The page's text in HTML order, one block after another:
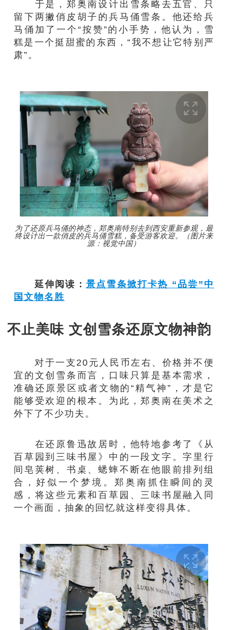
于是，郑奥南设计出雪条略去五官、只
留下两撇俏皮胡子的兵马俑雪条。他还给兵
马俑加了一个“按赞”的小手势，他认为，雪
糕是一个挺甜蜜的东西，“我不想让它特别严
肃”。
为了还原兵马俑的神态，郑奥南特别去到西安重新参观，最
终设计出一款俏皮的兵马俑雪糕，备受游客欢迎。（图片来
源：视觉中国）
延伸阅读： 景点雪条掀打卡热 “品尝”中
国文物名胜
不止美味 文创雪条还原文物神韵
对于一支20元人民币左右、价格并不便
宜的文创雪条而言，口味只算是基本需求，
准确还原景区或者文物的“精气神”，才是它
能够受欢迎的根本。为此，郑奥南在美术之
外下了不少功夫。
在还原鲁迅故居时，他特地参考了《从
百草园到三味书屋》中的一段文字。字里行
间皂荚树、书桌、蟋蟀不断在他眼前排列组
合，好似一个梦境。郑奥南抓住瞬间的灵
感，将这些元素和百草园、三味书屋融入同
一个画面，抽象的回忆就这样变得具体。